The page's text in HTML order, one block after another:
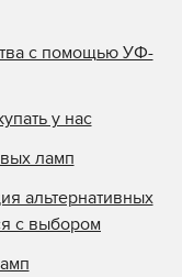
с помощью УФ-
у нас
ламп
альтернативных
с выбором